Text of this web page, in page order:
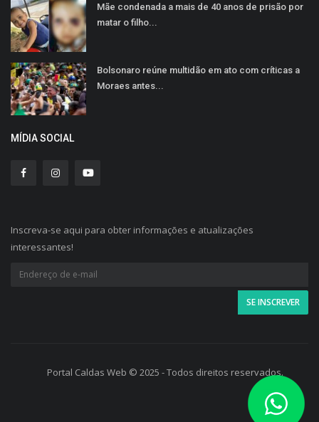
Mãe condenada a mais de 40 anos de prisão por
matar o filho...
Bolsonaro reúne multidão em ato com críticas a
Moraes antes...
MÍDIA SOCIAL
Inscreva-se aqui para obter informações e atualizações
interessantes!
Portal Caldas Web © 2025 - Todos direitos reservados.